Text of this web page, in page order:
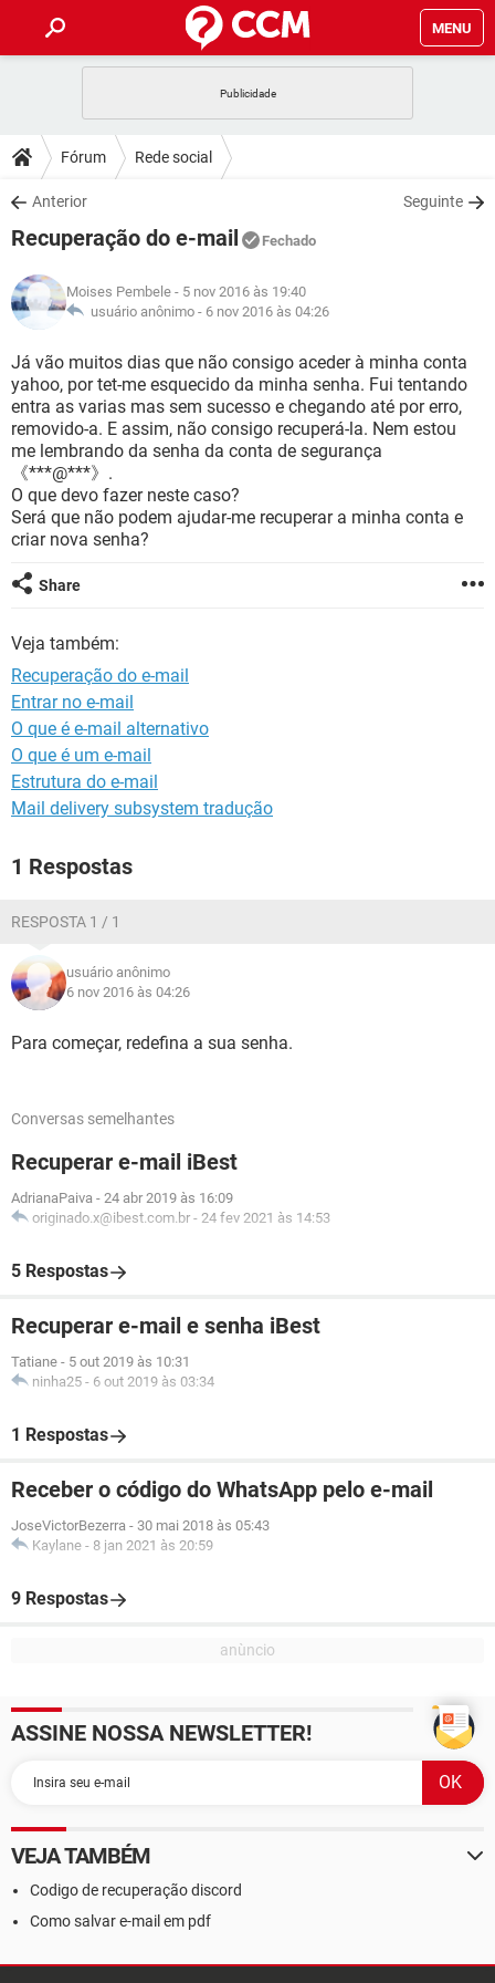
MENU
CELULAR
OUTLOOK
INSTAGRAM GMAIL
GUIA DE COMPRAS
DICAS
JOGOS
INSTAGRAM GMAIL
GUIA DE COMPRAS
DOWNLOADS
JOGOS WHATSAPP
CELULAR
OUTLOOK EXCEL
INSTAGRAM GMAIL
GUIA DE COMPRAS
FÓRUM
JOGOS WHATSAPP
CELULAR
OUTLOOK EXCEL
INSTAGRAM GMAIL
GUIA DE COMPRAS
GLOSSÁRIO
JOGOS WHATSAPP
CELULAR FACEBOOK
OUTLOOK EXCEL
INSTAGRAM
GUIA DE COMPRAS
Fórum Rede social
Anterior Seguinte
Recuperação do e-mail Fechado
Moises Pembele - 5 nov 2016 às 19:40
usuário anônimo - 6 nov 2016 às 04:26
Já vão muitos dias que não consigo aceder à minha conta
yahoo, por tet-me esquecido da minha senha. Fui tentando
entra as varias mas sem sucesso e chegando até por erro,
removido-a. E assim, não consigo recuperá-la. Nem estou
me lembrando da senha da conta de segurança
《***@***》.
O que devo fazer neste caso?
Será que não podem ajudar-me recuperar a minha conta e
criar nova senha?
Share
Veja também:
Recuperação do e-mail
Entrar no e-mail
O que é e-mail alternativo
O que é um e-mail
Estrutura do e-mail
Mail delivery subsystem tradução
1 Respostas
RESPOSTA 1 / 1
usuário anônimo
6 nov 2016 às 04:26
Para começar, redefina a sua senha.
Conversas semelhantes
Recuperar e-mail iBest
AdrianaPaiva - 24 abr 2019 às 16:09
originado.x@ibest.com.br - 24 fev 2021 às 14:53
5 Respostas
Recuperar e-mail e senha iBest
Tatiane - 5 out 2019 às 10:31
ninha25 - 6 out 2019 às 03:34
1 Respostas
Receber o código do WhatsApp pelo e-mail
JoseVictorBezerra - 30 mai 2018 às 05:43
Kaylane - 8 jan 2021 às 20:59
9 Respostas
ASSINE NOSSA NEWSLETTER!
VEJA TAMBÉM
Codigo de recuperação discord
Como salvar e-mail em pdf